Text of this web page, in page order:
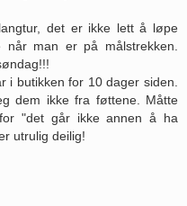
det er ikke lett å løpe
man er på målstrekken.
i butikken for 10 dager siden.
dem ikke fra føttene. Måtte
"det går ikke annen å ha
utrulig deilig!